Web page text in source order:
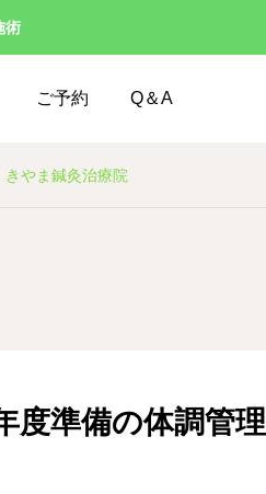
術
ご予約 Q＆A
きやま鍼灸治療院
度準備の体調管理